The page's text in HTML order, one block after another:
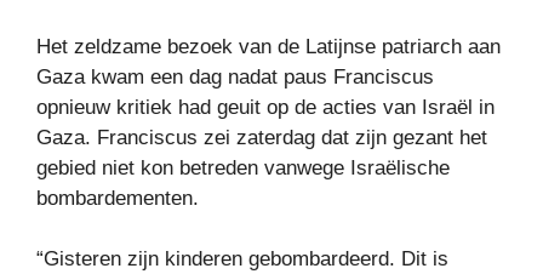
Het zeldzame bezoek van de Latijnse patriarch aan
Gaza kwam een ​​dag nadat paus Franciscus
opnieuw kritiek had geuit op de acties van Israël in
Gaza. Franciscus zei zaterdag dat zijn gezant het
gebied niet kon betreden vanwege Israëlische
bombardementen.
“Gisteren zijn kinderen gebombardeerd. Dit is